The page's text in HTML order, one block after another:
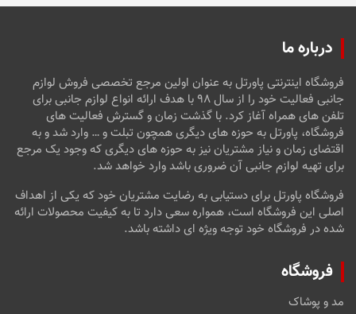
درباره ما
فروشگاه اینترنتی پاورتل به عنوان اولین مرجع تخصصی فروش لوازم
جانبی فعالیت خود را از سال ۹۸ با هدف ارائه انواع لوازم جانبی برای
تلفن های همراه آغاز کرد. با گذشت زمان و گسترش فعالیت های
فروشگاه، پاورتل به حوزه های دیگری همچون تبلت و … وارد شد و به
اقتضای زمان و نیاز مشتریان نیز به حوزه های دیگری که وجود یک مرجع
برای تهیه لوازم جانبی آن ضروری باشد وارد خواهد شد.
فروشگاه پاورتل برای دستیابی به رضایت مشتریان خود که یکی از اهداف
اصلی این فروشگاه است، همواره سعی دارد تا به کیفیت محصولات ارائه
شده در فروشگاه خود توجه ویژه ای داشته باشد.
فروشگاه
مد و پوشاک